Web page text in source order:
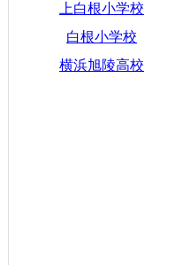
上白根小学校
白根小学校
横浜旭陵高校